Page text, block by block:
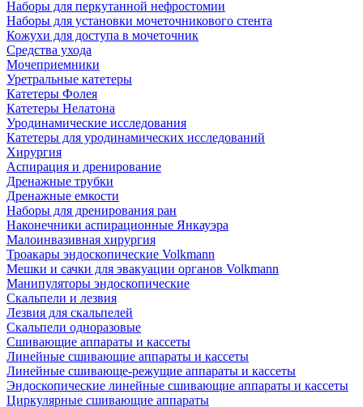
Наборы для перкутанной нефростомии
Наборы для установки мочеточникового стента
Кожухи для доступа в мочеточник
Средства ухода
Мочеприемники
Уретральные катетеры
Катетеры Фолея
Катетеры Нелатона
Уродинамические исследования
Катетеры для уродинамических исследований
Хирургия
Аспирация и дренирование
Дренажные трубки
Дренажные емкости
Наборы для дренирования ран
Наконечники аспирационные Янкауэра
Малоинвазивная хирургия
Троакары эндоскопические Volkmann
Мешки и сачки для эвакуации органов Volkmann
Манипуляторы эндоскопические
Скальпели и лезвия
Лезвия для скальпелей
Скальпели одноразовые
Сшивающие аппараты и кассеты
Линейные сшивающие аппараты и кассеты
Линейные сшивающе-режущие аппараты и кассеты
Эндоскопические линейные сшивающие аппараты и кассеты
Циркулярные сшивающие аппараты